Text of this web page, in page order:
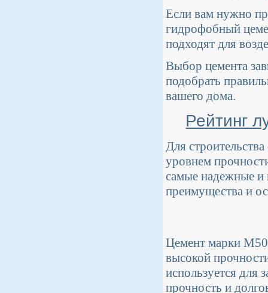
Если вам нужно
гидрофобный
подходят для
Выбор цемента
подобрать
вашего дома.
Рейтинг
Для
уровнем
самые надежные и
преимущества и
Цемент марки
высокой
используется для
прочность и